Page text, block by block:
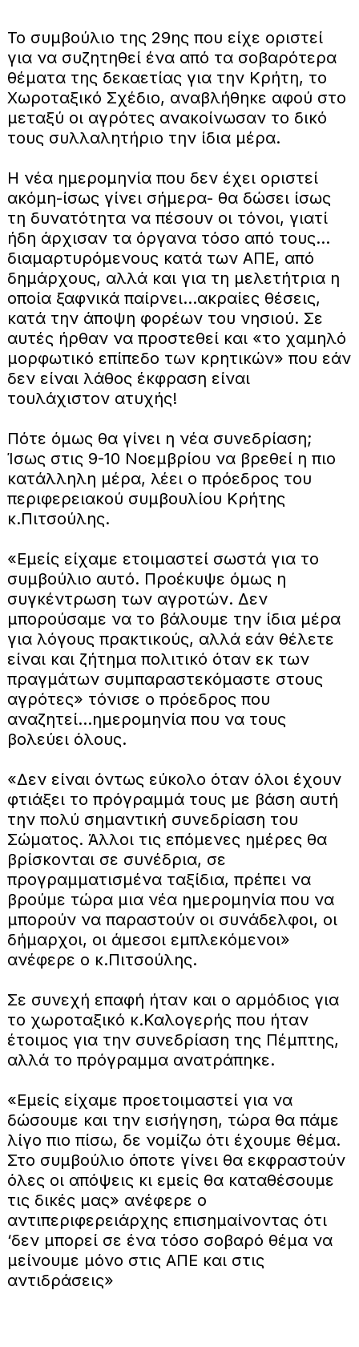
Το συμβούλιο της 29ης που είχε οριστεί
για να συζητηθεί ένα από τα σοβαρότερα
θέματα της δεκαετίας για την Κρήτη, το
Χωροταξικό Σχέδιο, αναβλήθηκε αφού στο
μεταξύ οι αγρότες ανακοίνωσαν το δικό
τους συλλαλητήριο την ίδια μέρα.
Η νέα ημερομηνία που δεν έχει οριστεί
ακόμη-ίσως γίνει σήμερα- θα δώσει ίσως
τη δυνατότητα να πέσουν οι τόνοι, γιατί
ήδη άρχισαν τα όργανα τόσο από τους…
διαμαρτυρόμενους κατά των ΑΠΕ, από
δημάρχους, αλλά και για τη μελετήτρια η
οποία ξαφνικά παίρνει…ακραίες θέσεις,
κατά την άποψη φορέων του νησιού. Σε
αυτές ήρθαν να προστεθεί και «το χαμηλό
μορφωτικό επίπεδο των κρητικών» που εάν
δεν είναι λάθος έκφραση είναι
τουλάχιστον ατυχής!
Πότε όμως θα γίνει η νέα συνεδρίαση;
Ίσως στις 9-10 Νοεμβρίου να βρεθεί η πιο
κατάλληλη μέρα, λέει ο πρόεδρος του
περιφερειακού συμβουλίου Κρήτης
κ.Πιτσούλης.
«Εμείς είχαμε ετοιμαστεί σωστά για το
συμβούλιο αυτό. Προέκυψε όμως η
συγκέντρωση των αγροτών. Δεν
μπορούσαμε να το βάλουμε την ίδια μέρα
για λόγους πρακτικούς, αλλά εάν θέλετε
είναι και ζήτημα πολιτικό όταν εκ των
πραγμάτων συμπαραστεκόμαστε στους
αγρότες» τόνισε ο πρόεδρος που
αναζητεί…ημερομηνία που να τους
βολεύει όλους.
«Δεν είναι όντως εύκολο όταν όλοι έχουν
φτιάξει το πρόγραμμά τους με βάση αυτή
την πολύ σημαντική συνεδρίαση του
Σώματος. Άλλοι τις επόμενες ημέρες θα
βρίσκονται σε συνέδρια, σε
προγραμματισμένα ταξίδια, πρέπει να
βρούμε τώρα μια νέα ημερομηνία που να
μπορούν να παραστούν οι συνάδελφοι, οι
δήμαρχοι, οι άμεσοι εμπλεκόμενοι»
ανέφερε ο κ.Πιτσούλης.
Σε συνεχή επαφή ήταν και ο αρμόδιος για
το χωροταξικό κ.Καλογερής που ήταν
έτοιμος για την συνεδρίαση της Πέμπτης,
αλλά το πρόγραμμα ανατράπηκε.
«Εμείς είχαμε προετοιμαστεί για να
δώσουμε και την εισήγηση, τώρα θα πάμε
λίγο πιο πίσω, δε νομίζω ότι έχουμε θέμα.
Στο συμβούλιο όποτε γίνει θα εκφραστούν
όλες οι απόψεις κι εμείς θα καταθέσουμε
τις δικές μας» ανέφερε ο
αντιπεριφερειάρχης επισημαίνοντας ότι
‘δεν μπορεί σε ένα τόσο σοβαρό θέμα να
μείνουμε μόνο στις ΑΠΕ και στις
αντιδράσεις»